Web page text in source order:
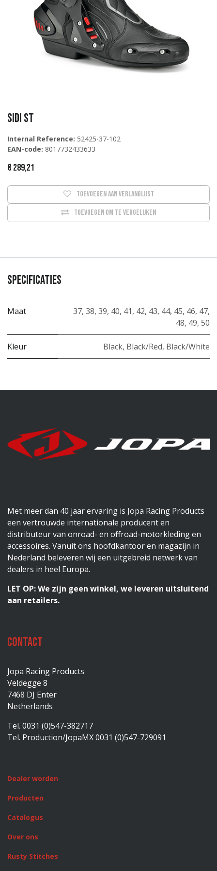
Sidi ST
Internal Reference: 52425-37-102
EAN-code: 8017732433633
€ 289,21
Toevoegen om te vergelijken
Toevoegen aan verlanglijst
Specificaties
Maat 37, 38, 39, 40, 41, 42, 43, 44, 45, 46, 47,
48, 49, 50
Kleur Black, Black/Red, Black/White
Met meer dan 40 jaar ervaring is Jopa Racing Products
een vertrouwde internationale producent en
distributeur van onroad- en offroad-motorkleding en
accessoires. Vanuit ons hoofdkantoor en magazijn in
Nederland beleveren wij een uitgebreid netwerk van
dealers in heel Europa.
LET OP: We zijn geen winkel, we leveren uitsluitend
aan retailers.
Contact
Jopa Racing Products
Veldegge 8
7468 DJ Enter
Netherlands
Tel. 0031 (0)547-382717
Tel. Production/JopaMX 0031 (0)547-729091
Dealer worden
Producten
Catalogus
Over ons
Rusty Stitches